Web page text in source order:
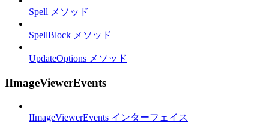
Spell メソッド
SpellBlock メソッド
UpdateOptions メソッド
IImageViewerEvents
IImageViewerEvents インターフェイス